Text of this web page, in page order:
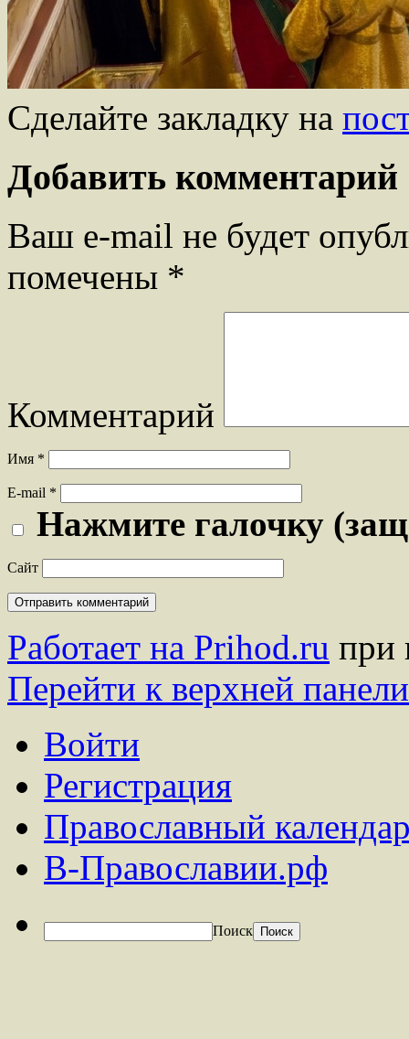
Сделайте закладку на
Добавить комментарий
Ваш e-mail не будет
помечены *
Комментарий
Имя *
E-mail *
Нажмите галочку
Сайт
Работает на Prihod.ru при
Перейти к верхней панели
Войти
Регистрация
Православный
В-Православии.рф
Поиск